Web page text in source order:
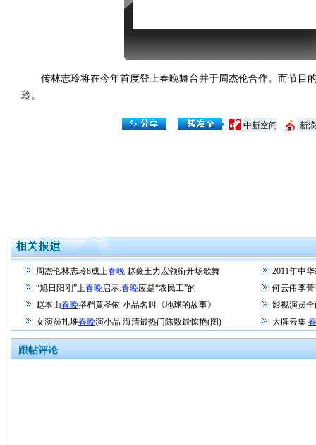
传林志玲将在今年首度登上春晚舞台并于周杰伦合作。而节目
玲。
新
中新空间
周杰伦林志玲8成上春晚 赵薇王力宏领衔开场歌舞
2011年中
“旭日阳刚”上春晚启示:春晚应是“农民工”的 何云伟李菁
赵本山春晚搭档黄圣依 小品名叫《地球的故事》
影视演员
女演员扎堆春晚演小品 海清最热门陈数最惊艳(图) 大牌云集
跟帖评论